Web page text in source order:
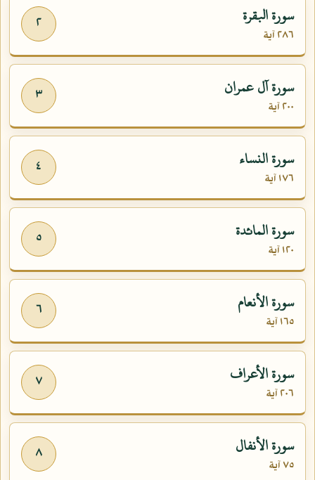
٢ سورة البقرة
٢٨٦ آية
٣ سورة آل عمران
٢٠٠ آية
٤ سورة النساء
١٧٦ آية
٥ سورة المائدة
١٢٠ آية
٦ سورة الأنعام
١٦٥ آية
٧ سورة الأعراف
٢٠٦ آية
٨ سورة الأنفال
٧٥ آية